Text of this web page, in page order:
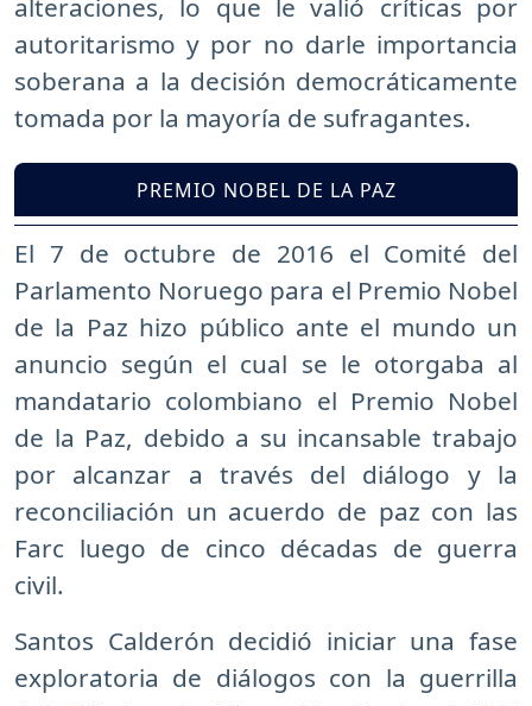
alteraciones, lo que le valió críticas por
autoritarismo y por no darle importancia
soberana a la decisión democráticamente
tomada por la mayoría de sufragantes.
PREMIO NOBEL DE LA PAZ
El 7 de octubre de 2016 el Comité del
Parlamento Noruego para el Premio Nobel
de la Paz hizo público ante el mundo un
anuncio según el cual se le otorgaba al
mandatario colombiano el Premio Nobel
de la Paz, debido a su incansable trabajo
por alcanzar a través del diálogo y la
reconciliación un acuerdo de paz con las
Farc luego de cinco décadas de guerra
civil.
Santos Calderón decidió iniciar una fase
exploratoria de diálogos con la guerrilla